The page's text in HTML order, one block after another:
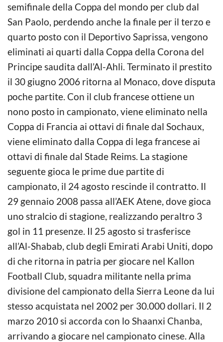
semifinale della Coppa del mondo per club dal
San Paolo, perdendo anche la finale per il terzo e
quarto posto con il Deportivo Saprissa, vengono
eliminati ai quarti dalla Coppa della Corona del
Principe saudita dall’Al-Ahli. Terminato il prestito
il 30 giugno 2006 ritorna al Monaco, dove disputa
poche partite. Con il club francese ottiene un
nono posto in campionato, viene eliminato nella
Coppa di Francia ai ottavi di finale dal Sochaux,
viene eliminato dalla Coppa di lega francese ai
ottavi di finale dal Stade Reims. La stagione
seguente gioca le prime due partite di
campionato, il 24 agosto rescinde il contratto. Il
29 gennaio 2008 passa all’AEK Atene, dove gioca
uno stralcio di stagione, realizzando peraltro 3
gol in 11 presenze. Il 25 agosto si trasferisce
all’Al-Shabab, club degli Emirati Arabi Uniti, dopo
di che ritorna in patria per giocare nel Kallon
Football Club, squadra militante nella prima
divisione del campionato della Sierra Leone da lui
stesso acquistata nel 2002 per 30.000 dollari. Il 2
marzo 2010 si accorda con lo Shaanxi Chanba,
arrivando a giocare nel campionato cinese. Alla